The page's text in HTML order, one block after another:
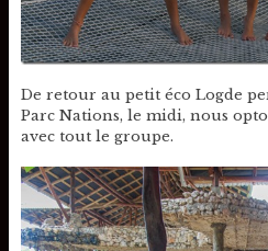
De retour au petit éco Logde
Parc Nations, le midi, nous
avec tout le groupe.